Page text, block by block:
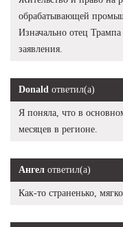
обрабатывающей
Изначально отец
заявления.
Donald ответил(а)
Я поняла, что в
месяцев в регионе.
Ангел ответил(а)
Как-то страненько,